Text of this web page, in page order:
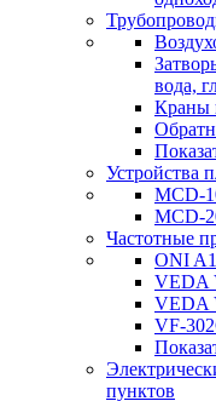
вода,
Краны
Устройства
MCD-
MCD-
Частотные
ONI
VEDA
VEDA
VF-
пунктов